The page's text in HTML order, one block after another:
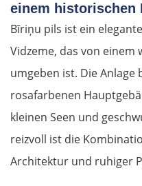
einem historischen
Bīriņu pils ist ein
Vidzeme, das von
umgeben ist. Die Anlage
rosafarbenen
kleinen Seen und
reizvoll ist die
Architektur und ruhiger